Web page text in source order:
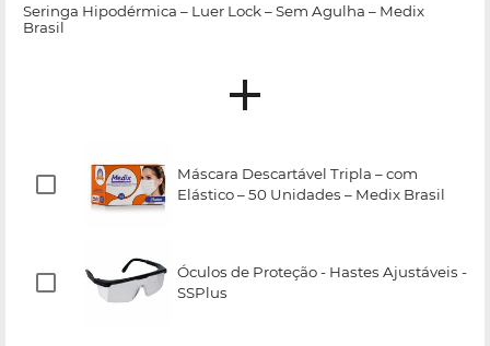
Seringa Hipodérmica – Luer Lock – Sem Agulha – Medix
Brasil
Máscara Descartável Tripla – com
Elástico – 50 Unidades – Medix Brasil
Óculos de Proteção - Hastes Ajustáveis -
SSPlus